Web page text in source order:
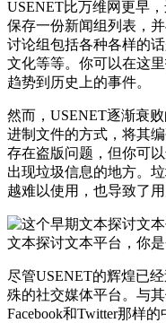
USENET比万维网更早
保存一份新闻组列表，
讨论组包括各种各样的
文化等等。你可以在这
趋势到历史上的事件。
然而，USENET逐渐衰
进制文件的方式，将其
存在盗版问题，但你可
出现垃圾信息的地方。
越难以使用，也导致了用
尽管USENET的辉煌已
殊的社交媒体平台。与
Facebook和Twitter那样